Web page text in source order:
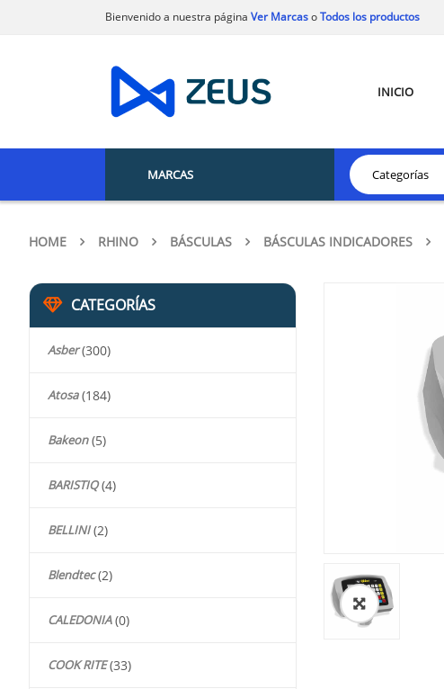
Bienvenido a nuestra página Ver MarcasoTodos los productos
INICIO
MARCAS
HOME RHINO BÁSCULAS BÁSCULAS INDICADORES
CATEGORÍAS
Asber (300)
Atosa (184)
Bakeon (5)
BARISTIQ (4)
BELLINI (2)
Blendtec (2)
CALEDONIA (0)
COOK RITE (33)
🔍